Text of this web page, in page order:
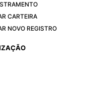
CARTEIRA
NOVO REGISTRO